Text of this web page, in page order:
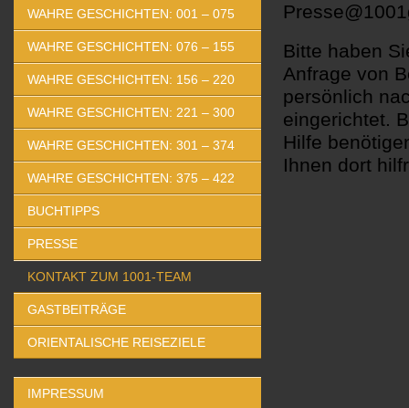
WAHRE GESCHICHTEN: 001 – 075
WAHRE GESCHICHTEN: 076 – 155
WAHRE GESCHICHTEN: 156 – 220
WAHRE GESCHICHTEN: 221 – 300
WAHRE GESCHICHTEN: 301 – 374
WAHRE GESCHICHTEN: 375 – 422
BUCHTIPPS
PRESSE
KONTAKT ZUM 1001-TEAM
GASTBEITRÄGE
ORIENTALISCHE REISEZIELE
IMPRESSUM
Bitte haben
Anfrage von
persönlich
eingerichtet.
Hilfe
Ihnen dort